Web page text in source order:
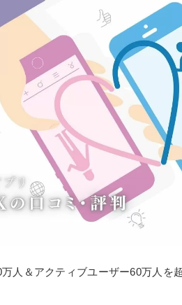
人＆アクティブユーザー60万人を